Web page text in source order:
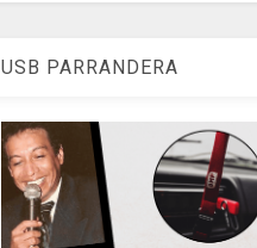
USB PARRANDERA